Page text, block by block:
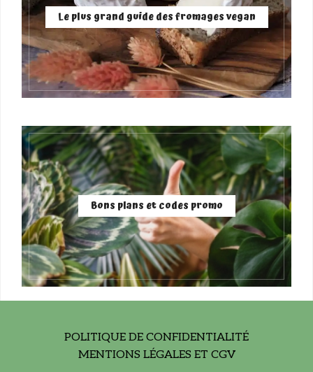
Le plus grand guide des fromages vegan
Bons plans et codes promo
POLITIQUE DE CONFIDENTIALITÉ
MENTIONS LÉGALES ET CGV